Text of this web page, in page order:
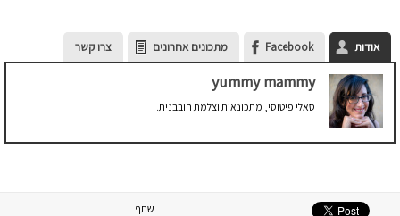
אודות Facebook מתכונים אחרונים צרו קשר
yummy mammy
סאלי פיטוסי, מתכונאית וצלמת חובבנית.
שתף